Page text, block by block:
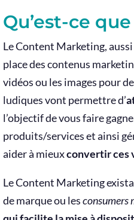
Qu’est-ce
Le Content Marketing,
place des contenus
vidéos ou les images pour
ludiques vont permettre d’
l’objectif de vous faire
produits/services et ainsi
aider à mieuxconvertir ces
Le Content Marketing
de marque ou lesconsumers